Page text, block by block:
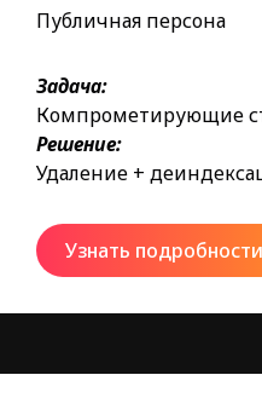
Публичная персона
Задача:
Компрометирующие
Решение:
Удаление +
Узнать подробности